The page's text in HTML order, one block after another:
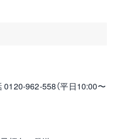
962-558（平日10:00〜